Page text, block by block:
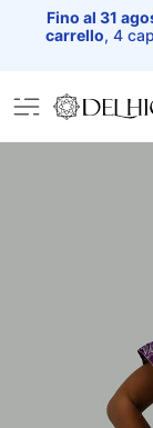
Fino al 31
carrello, 4
Home